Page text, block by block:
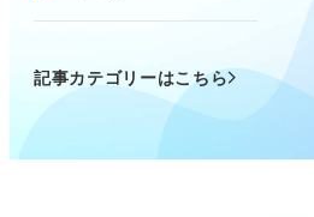
記事カテゴリーはこちら